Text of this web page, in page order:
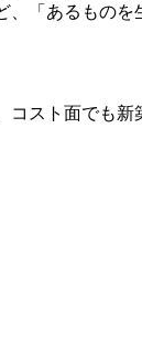
「あるもの
スト面でも